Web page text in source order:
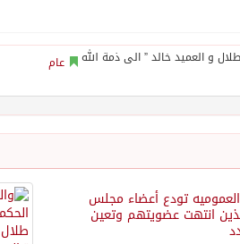
عام
تودع أعضاء مجلس
انتهت عضويتهم وتعين